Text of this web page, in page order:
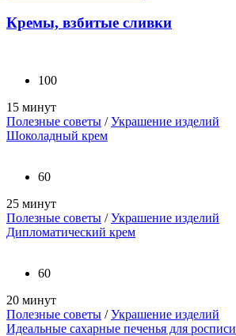
Кремы, взбитые сливки
100
15 минут
Полезные советы /Украшение изделий
Шоколадный крем
60
25 минут
Полезные советы /Украшение изделий
Дипломатический крем
60
20 минут
Полезные советы /Украшение изделий
Идеальные сахарные печенья для росписи